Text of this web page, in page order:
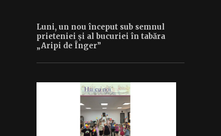
Luni, un nou început sub semnul
prieteniei și al bucuriei în tabăra
„Aripi de Înger”